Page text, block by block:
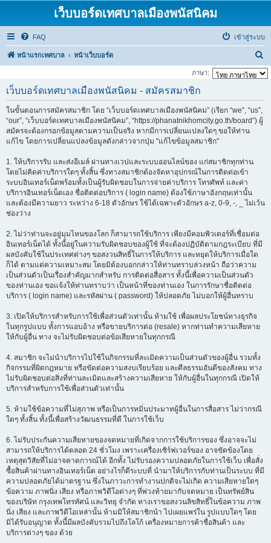
เว็บบอร์ดเทศบาลเมืองพนัสนิคม
FAQ เข้าสู่ระบบ
หน้าแรกเทศบาล หน้าเว็บบอร์ด
น
ภาษา:
เว็บบอร์ดเทศบาลเมืองพนัสนิคม - สมัครสมาชิก
ในขั้นตอนการสมัครสมาชิก โดย “เว็บบอร์ดเทศบาลเมืองพนัสนิคม” (เรียก “we”, “us”,
“our”, “เว็บบอร์ดเทศบาลเมืองพนัสนิคม”, “https://phanatnikhomcity.go.th/board”) ผู้
สมัครจะต้องกรอกข้อมูลตามความเป็นจริง หากมีการเปลี่ยนแปลงใดๆ ขอให้ท่าน
แก้ไข โดยการเปลี่ยนแปลงข้อมูลดังกล่าวจากปุ่ม "แก้ไขข้อมูลสมาชิก"
1. ให้บริการรับ และส่งอีเมล์ ผ่านทางเวปและระบบออนไลน์ของ แก่สมาชิกทุกท่าน
โดยไม่คิดค่าบริการใดๆ ทั้งสิ้น ซึ่งทางสมาชิกต้องจัดหาอุปกรณ์ในการติดต่อเข้า
ระบบอินเทอร์เน็ตพร้อมทั้งเป็นผู้รับผิดชอบในการจ่ายค่าบริการ โทรศัพท์ และค่า
บริการอินเทอร์เน็ตเอง ชื่อติดต่อบริการ ( login name) ต้องใช้ภาษาอังกฤษเท่านั้น
และต้องมีความยาว ระหว่าง 6-18 ตัวอักษร ใช้ได้เฉพาะตัวอักษร a-z, 0-9, -, _ ไม่เว้น
ช่องว่าง
2. ไม่ว่าท่านจะอยู่มุมไหนของโลก ก็สามารถใช้บริการ เพียงมีคอมพิวเตอร์ที่เชื่อมต่อ
อินเทอร์เน็ตได้ ทั้งนี้อยู่ในความรับผิดชอบของผู้ใช้ ที่จะต้องปฏิบัติตามกฎระเบียบ ที่มี
ผลบังคับใช้ในประเทศต่างๆ ขอสงวนสิทธิ์ในการให้บริการ และหยุดให้บริการเมื่อใด
ก็ได้ ตามแต่ความเหมาะสม โดยมิต้องบอกกล่าวให้ท่านทราบล่วงหน้า ถือว่าความ
เป็นส่วนตัวเป็นเรื่องสำคัญมากสำหรับ การติดต่อสื่อสาร ทั้งนี้เพื่อความเป็นส่วนตัว
ของท่านเอง ขอแจ้งให้ท่านทราบว่า เป็นหน้าที่ของท่านเอง ในการรักษาชื่อติดต่อ
บริการ ( login name) และรหัสผ่าน ( password) ให้ปลอดภัย ไม่บอกให้ผู้อื่นทราบ
3. เปิดให้บริการสำหรับการใช้เพื่อส่วนตัวเท่านั้น ห้ามใช้ เพื่อผลประโยชน์ทางธุรกิจ
ในทุกรูปแบบ ทั้งการแอบอ้าง หรือขายบริการต่อ (resale) หากท่านทำความเสียหาย
ให้กับผู้อื่น ทาง จะไม่รับผิดชอบต่อข้อเสียหายในทุกกรณี
4. สมาชิก จะไม่นำบริการไปใช้ในกิจกรรมที่ละเมิดความเป็นส่วนตัวของผู้อื่น รวมทั้ง
กิจกรรมที่ผิดกฎหมาย หรือขัดต่อความสงบเรียบร้อย และศีลธรรมอันดีของสังคม ทาง
ไม่รับผิดชอบต่อสิ่งที่ท่านละเมิดและสร้างความเสียหาย ให้กับผู้อื่นในทุกกรณี เปิดให้
บริการสำหรับการใช้เพื่อส่วนตัวเท่านั้น
5. ห้ามใช้ข้อความที่ไม่สุภาพ หรือเป็นการหมิ่นประมาทผู้อื่นในการสื่อสาร ไม่ว่ากรณี
ใดๆ ทั้งสิ้น ทั้งนี้เพื่อสร้างวัฒนธรรมที่ดี ในการใช้เว็บ
6. ไม่รับประกันความเสียหายของจดหมายที่เกิดจากการใช้บริการของ ซึ่งอาจจะไม่
สามารถให้บริการได้ตลอด 24 ชั่วโมง เพราะเครื่องเซิร์ฟเวอร์ของ อาจขัดข้องโดย
เหตุสุดวิสัยที่ไม่อาจคาดการณ์ได้ อีกทั้ง ไม่รับรองความปลอดภัยในการใช้เว็บ เพื่อสั่ง
ซื้อสินค้าผ่านทางอินเทอร์เน็ต อย่างไรก็ดีระบบที่ นำมาให้บริการกับท่านเป็นระบบ ที่มี
ความปลอดภัยได้มาตรฐาน ซึ่งในภาวะการทำงานปกติจะไม่เกิด ความเสียหายใดๆ
ข้อความ ภาพนิ่ง เสียง หรือภาพวิดีโอต่างๆ ที่พ่วงท้ายมากับจดหมาย เป็นทรัพย์สิน
ของบริษัท กรุงเทพโทรทัศน์ และวิทยุ จำกัด ทางเราขอสงวนลิขสิทธิ์ในข้อความ ภาพ
นิ่ง เสียง และภาพวิดีโอเหล่านั้น ห้ามมิให้สมาชิกนำ ไปเผยแพร่ใน รูปแบบใดๆ โดย
มิได้รับอนุญาต ทั้งนี้มีผลบังคับรวมไปถึงโลโก้ เครื่องหมายการค้าชื่อสินค้า และ
บริการต่างๆ ของ ด้วย